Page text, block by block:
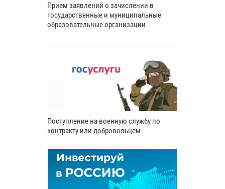
Прием заявлений о зачислении в
государственные и муниципальные
образовательные организации
Поступление на военную службу по
контракту или добровольцем